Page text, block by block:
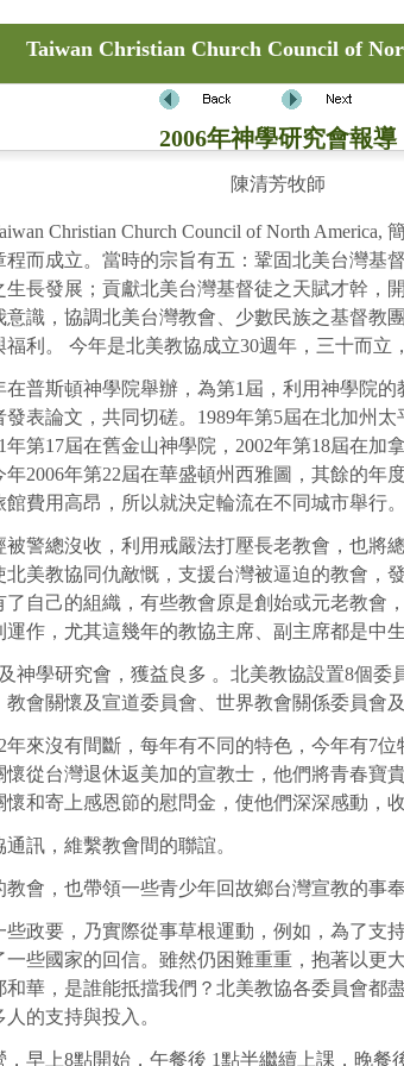
Taiwan Christian Church Council of
2006年神學研究會報導
陳清芳牧師
Christian Church Council of North America,
而成立。當時的宗旨有五：鞏固北美台灣基
長發展；貢獻北美台灣基督徒之天賦才幹，
識，協調北美台灣教會、少數民族之基督教
福利。 今年是北美教協成立30週年，三十
在普斯頓神學院舉辦，為第1屆，利用神學院
表論文，共同切磋。1989年第5屆在北加州
第17屆在舊金山神學院，2002年第18屆在加
2006年第22屆在華盛頓州西雅圖，其餘的
館費用高昂，所以就決定輪流在不同城市舉
警總沒收，利用戒嚴法打壓長老教會，也將
美教協同仇敵慨，支援台灣被逼迫的教會，
自己的組織，有些教會原是創始或元老教會
運作，尤其這幾年的教協主席、副主席都是
神學研究會，獲益良多 。北美教協設置8個
教會關懷及宣道委員會、世界教會關係委員
來沒有間斷，每年有不同的特色，今年有7
從台灣退休返美加的宣教士，他們將青春寶
和寄上感恩節的慰問金，使他們深深感動，
訊，維繫教會間的聯誼。
會，也帶領一些青少年回故鄉台灣宣教的事
政要，乃實際從事草根運動，例如，為了支
些國家的回信。雖然仍困難重重，抱著以更
華，是誰能抵擋我們？北美教協各委員會都
多人的支持與投入。
早上8點開始，午餐後 1點半繼續上課，晚